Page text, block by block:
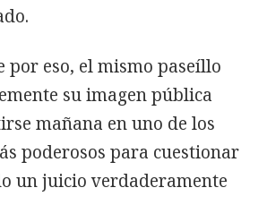
por eso, el mismo paseíllo
su imagen pública
mañana en uno de los
poderosos para cuestionar
un juicio verdaderamente